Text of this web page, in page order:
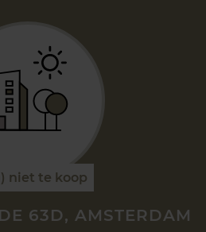
niet te koop
63D, AMSTERDAM